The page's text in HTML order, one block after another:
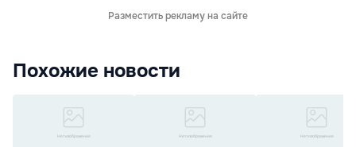
Разместить рекламу на сайте
Похожие новости